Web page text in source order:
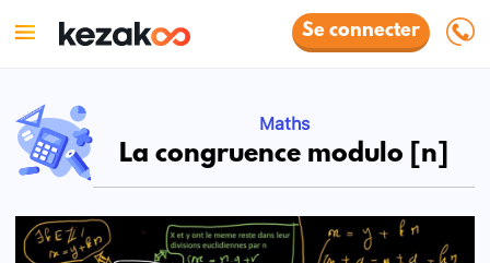
Se connecter
Maths
La congruence modulo [n]